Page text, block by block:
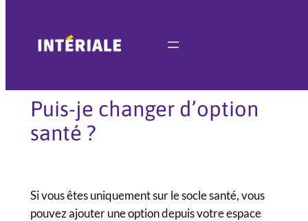
contenuPuis-je changer d’option
santé ?
Si vous êtes uniquement sur le socle santé, vous
pouvez ajouter une option depuis votre espace